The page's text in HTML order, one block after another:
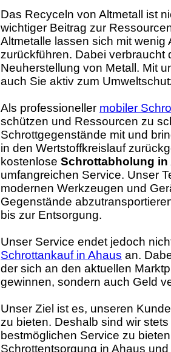
Das Recyceln von Altmetall ist
wichtiger Beitrag zur
Altmetalle lassen sich mit
zurückführen. Dabei verbraucht
Neuherstellung von Metall. Mit
auch Sie aktiv zum
Als professioneller mobiler
schützen und Ressourcen zu
Schrottgegenstände mit und
in den Wertstoffkreislauf
kostenlose Schrottabholung in
umfangreichen Service. Unser
modernen Werkzeugen und
Gegenstände
bis zur Entsorgung.
Unser Service endet jedoch
Schrottankauf in Ahaus an.
der sich an den aktuellen
gewinnen, sondern auch Geld
Unser Ziel ist es, unseren
zu bieten. Deshalb sind wir
bestmöglichen Service zu
Schrottentsorgung in Ahaus